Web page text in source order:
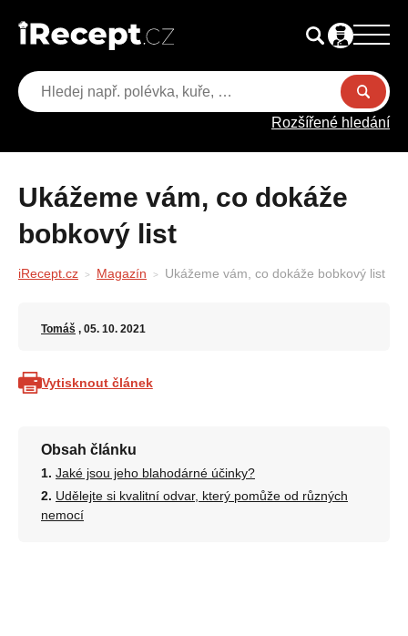
Rozšířené hledání
Ukážeme vám, co dokáže
bobkový list
iRecept.cz Magazín Ukážeme vám, co dokáže bobkový list
Tomáš , 05. 10. 2021
Vytisknout článek
Obsah článku
Jaké jsou jeho blahodárné účinky?
Udělejte si kvalitní odvar, který pomůže od různých
nemocí